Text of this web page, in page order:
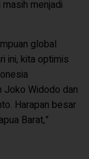
menjadi
global
ini, kita optimis
Joko Widodo dan
Harapan besar
Barat,”